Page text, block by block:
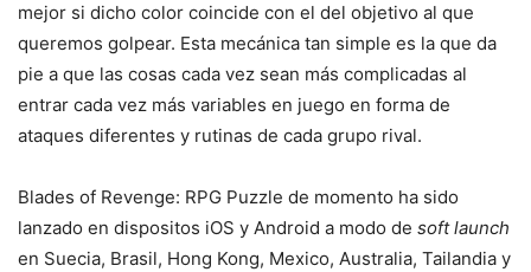
mejor si dicho color coincide con el del objetivo al que
queremos golpear. Esta mecánica tan simple es la que da
pie a que las cosas cada vez sean más complicadas al
entrar cada vez más variables en juego en forma de
ataques diferentes y rutinas de cada grupo rival.
Blades of Revenge: RPG Puzzle de momento ha sido
lanzado en dispositos iOS y Android a modo de soft launch
en Suecia, Brasil, Hong Kong, Mexico, Australia, Tailandia y